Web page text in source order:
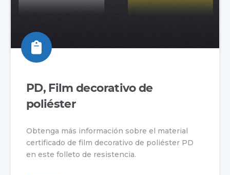
DK en este folleto de resistencia.
Descarga →
PD, Film decorativo de
poliéster
Obtenga más información sobre el material
certificado de film decorativo de poliéster PD
en este folleto de resistencia.